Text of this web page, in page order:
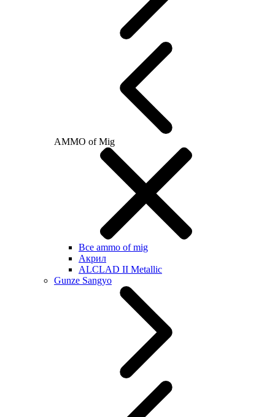
AMMO of Mig
Все ammo of mig
Акрил
ALCLAD II Metallic
Gunze Sangyo